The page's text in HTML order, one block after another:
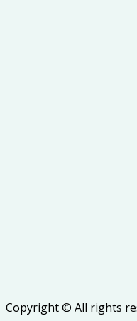
Copyright © All rights